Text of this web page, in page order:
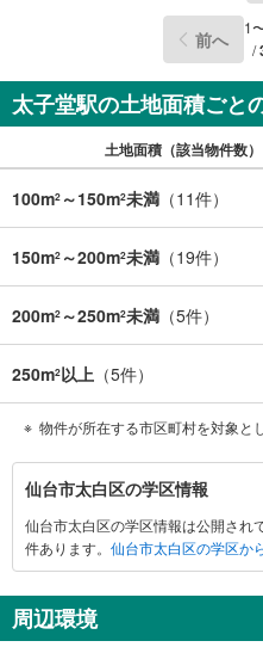
00（定休日火・水曜日
内も可能ですので、ど
前へ 1
/
太子堂駅の土地面積ごと
土地面積（該当物件数）
100m2 ～150m2未満 （11件）
150m2 ～200m2未満 （19件）
200m2 ～250m2未満 （5件）
250m2以上 （5件）
物件が所在する市区町村を対象と
仙
台
市
太
区
に
仙台市太白区の学区情報
仙台市太白区の学区情報は公開され
件あります。 仙台市太白区の学区か
周辺環境